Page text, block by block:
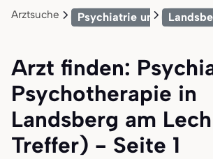
Arztsuche Psychiatrie und
Arzt finden:
Psychotherapie in
Landsberg am
Treffer) - Seite 1